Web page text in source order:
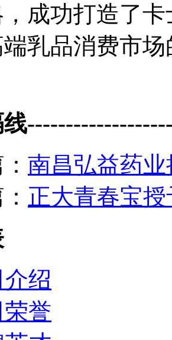
成功打造了
乳品消费市
南昌弘益药
正大青春宝
绍
誉